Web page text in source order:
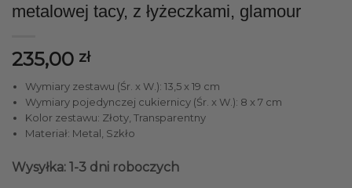
metalowej tacy, z łyżeczkami, glamour
235,00 zł
Wymiary zestawu (Śr. x W.): 13,5 x 19 cm
Wymiary pojedynczej cukiernicy (Śr. x W.): 8 x 7 cm
Kolor zestawu: Złoty, Transparentny
Materiał: Metal, Szkło
Wysyłka: 1-3 dni roboczych